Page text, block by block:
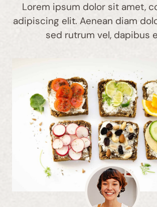
Lorem ipsum dolor sit amet,
adipiscing elit. Aenean diam
sed rutrum vel, dapibus